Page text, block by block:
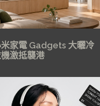
家電 Gadgets 大曬
激抵襲港